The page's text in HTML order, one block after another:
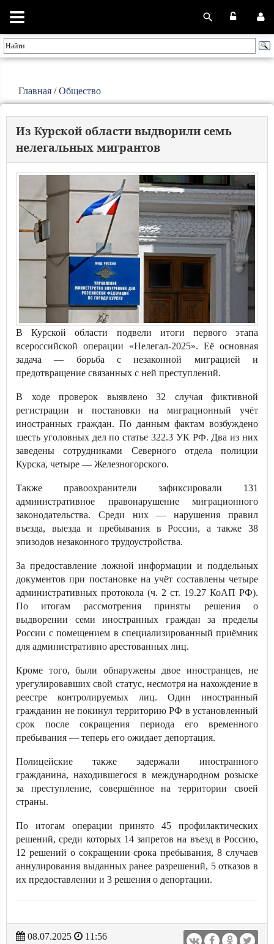
Главная /Общество
Из Курской области выдворили семь
нелегальных мигрантов
В Курской области подвели итоги первого этапа
всероссийской операции «Нелегал-2025». Её основная
задача — борьба с незаконной миграцией и
предотвращение связанных с ней преступлений.
В ходе проверок выявлено 32 случая фиктивной
регистрации и постановки на миграционный учёт
иностранных граждан. По данным фактам возбуждено
шесть уголовных дел по статье 322.3 УК РФ. Два из них
заведены сотрудниками Северного отдела полиции
Курска, четыре — Железногорского.
Также правоохранители зафиксировали 131
административное правонарушение миграционного
законодательства. Среди них — нарушения правил
въезда, выезда и пребывания в России, а также 38
эпизодов незаконного трудоустройства.
За предоставление ложной информации и поддельных
документов при постановке на учёт составлены четыре
административных протокола (ч. 2 ст. 19.27 КоАП РФ).
По итогам рассмотрения приняты решения о
выдворении семи иностранных граждан за пределы
России с помещением в специализированный приёмник
для административно арестованных лиц.
Кроме того, были обнаружены двое иностранцев, не
урегулировавших свой статус, несмотря на нахождение в
реестре контролируемых лиц. Один иностранный
гражданин не покинул территорию РФ в установленный
срок после сокращения периода его временного
пребывания — теперь его ожидает депортация.
Полицейские также задержали иностранного
гражданина, находившегося в международном розыске
за преступление, совершённое на территории своей
страны.
По итогам операции принято 45 профилактических
решений, среди которых 14 запретов на въезд в Россию,
12 решений о сокращении срока пребывания, 8 случаев
аннулирования выданных ранее разрешений, 5 отказов в
их предоставлении и 3 решения о депортации.
08.07.2025
11:56